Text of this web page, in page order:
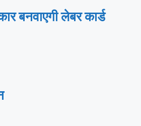
बनवाएगी लेबर कार्ड